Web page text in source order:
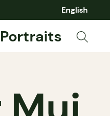
English
Portraits